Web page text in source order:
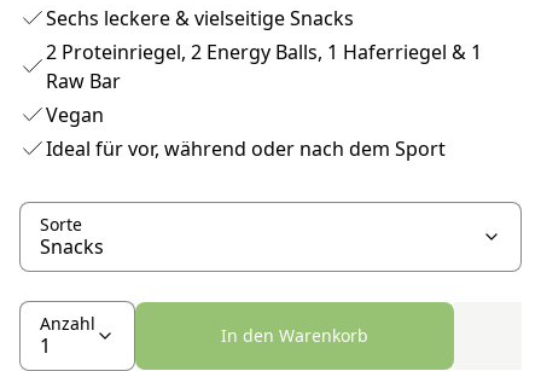
Sechs leckere & vielseitige Snacks
2 Proteinriegel, 2 Energy Balls, 1 Haferriegel & 1
Raw Bar
Vegan
Ideal für vor, während oder nach dem Sport
Sorte
Anzahl
In den Warenkorb